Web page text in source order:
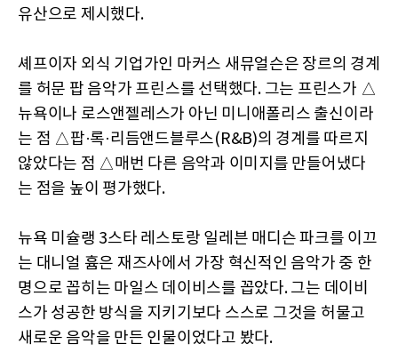
유산으로 제시했다.
셰프이자 외식 기업가인 마커스 새뮤얼슨은 장르의 경계
를 허문 팝 음악가 프린스를 선택했다. 그는 프린스가 △
뉴욕이나 로스앤젤레스가 아닌 미니애폴리스 출신이라
는 점 △팝·록·리듬앤드블루스(R&B)의 경계를 따르지
않았다는 점 △매번 다른 음악과 이미지를 만들어냈다
는 점을 높이 평가했다.
뉴욕 미슐랭 3스타 레스토랑 일레븐 매디슨 파크를 이끄
는 대니얼 흄은 재즈사에서 가장 혁신적인 음악가 중 한
명으로 꼽히는 마일스 데이비스를 꼽았다. 그는 데이비
스가 성공한 방식을 지키기보다 스스로 그것을 허물고
새로운 음악을 만든 인물이었다고 봤다.